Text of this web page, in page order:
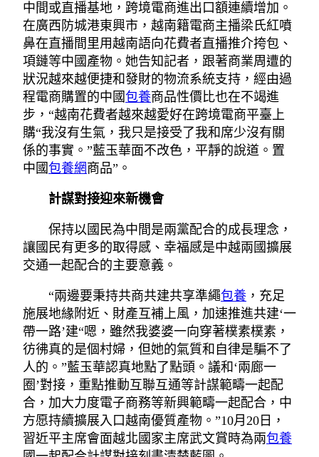
中間或直播基地，跨境電商進出口額連續增加。
在廣西防城港東興市，越南籍電商主播梁氏紅噴
鼻在直播間里用越南語向花費者直播推介挎包、
項鏈等中國產物。她告知記者，跟著商業周遭的
狀況越來越便捷和發財的物流系統支持，經由過
程電商購置的中國包養商品性價比也在不竭進
步，“越南花費者越來越愛好在跨境電商平臺上
購“我沒有生氣，我只是接受了我和席少沒有關
係的事實。”藍玉華面不改色，平靜的說道。置
中國包養網商品”。
計謀對接迎來新機會
保持以國民為中間是兩黨配合的成長理念，
讓國民有更多的取得感、幸福感是中越兩國擴展
交通一起配合的主要意義。
“兩邊要秉持共商共建共享準繩包養 ，充足
施展地緣附近、財產互補上風，加速推進共建‘一
帶一路’建“嗯，雖然我婆婆一向穿著樸素樸素，
彷彿真的是個村婦，但她的氣質和自律是騙不了
人的。”藍玉華認真地點了點頭。議和‘兩廊一
圈’對接，重點推動互聯互通等計謀範疇一起配
合，加大力度電子商務等新興範疇一起配合，中
方愿持續擴展入口越南優質產物。”10月20日，
習近平主席會面越北國家主席武文賞時為兩包養